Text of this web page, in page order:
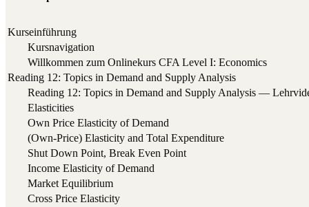
Kurseinführung
Kurs­na­vi­ga­ti­on
Will­kom­men zum Online­kurs CFA Level I: Economics
Reading 12: Topics in Demand and Supply Analysis
Rea­ding 12: Topics in Demand and Sup­p­ly Ana­ly­sis —
Ela­s­ti­ci­ties
Own Pri­ce Ela­s­ti­ci­ty of Demand
(Own-Pri­ce) Ela­s­ti­ci­ty and Total Expenditure
Shut Down Point, Break Even Point
Inco­me Ela­s­ti­ci­ty of Demand
Mar­ket Equilibrium
Cross Pri­ce Elasticity